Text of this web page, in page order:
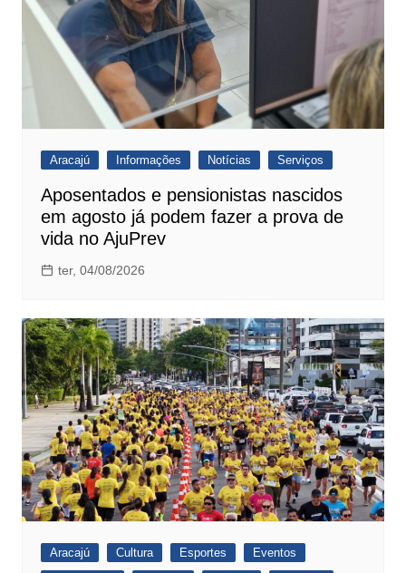
Aracajú Informações Notícias Serviços
Aposentados e pensionistas nascidos
em agosto já podem fazer a prova de
vida no AjuPrev
ter, 04/08/2026
Aracajú Cultura Esportes
Eventos